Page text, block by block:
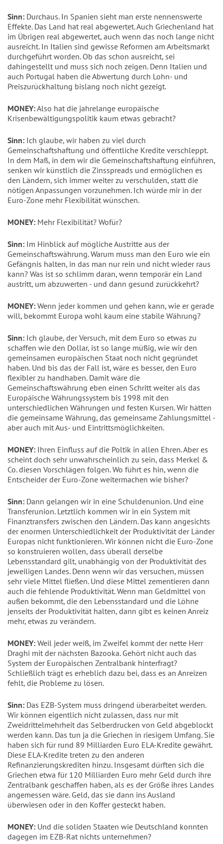
Sinn: Durchaus. In Spanien sieht man erste nennenswerte
Effekte. Das Land hat real abgewertet. Auch Griechenland hat
im Übrigen real abgewertet, auch wenn das noch lange nicht
ausreicht. In Italien sind gewisse Reformen am Arbeitsmarkt
durchgeführt worden. Ob das schon ausreicht, sei
dahingestellt und muss sich noch zeigen. Denn Italien und
auch Portugal haben die Abwertung durch Lohn- und
Preiszurückhaltung bislang noch nicht gezeigt.
MONEY:Also hat die jahrelange europäische
Krisenbewältigungspolitik kaum etwas gebracht?
Sinn: Ich glaube, wir haben zu viel durch
Gemeinschaftshaftung und öffentliche Kredite verschleppt.
In dem Maß, in dem wir die Gemeinschaftshaftung einführen,
senken wir künstlich die Zinsspreads und ermöglichen es
den Ländern, sich immer weiter zu verschulden, statt die
nötigen Anpassungen vorzunehmen. Ich würde mir in der
Euro-Zone mehr Flexibilität wünschen.
MONEY: Mehr Flexibilität? Wofür?
Sinn: Im Hinblick auf mögliche Austritte aus der
Gemeinschaftswährung. Warum muss man den Euro wie ein
Gefängnis halten, in das man nur rein und nicht wieder raus
kann? Was ist so schlimm daran, wenn temporär ein Land
austritt, um abzuwerten - und dann gesund zurückkehrt?
MONEY: Wenn jeder kommen und gehen kann, wie er gerade
will, bekommt Europa wohl kaum eine stabile Währung?
Sinn: Ich glaube, der Versuch, mit dem Euro so etwas zu
schaffen wie den Dollar, ist so lange müßig, wie wir den
gemeinsamen europäischen Staat noch nicht gegründet
haben. Und bis das der Fall ist, wäre es besser, den Euro
flexibler zu handhaben. Damit wäre die
Gemeinschaftswährung eben einen Schritt weiter als das
Europäische Währungssystem bis 1998 mit den
unterschiedlichen Währungen und festen Kursen. Wir hätten
die gemeinsame Währung, das gemeinsame Zahlungsmittel -
aber auch mit Aus- und Eintrittsmöglichkeiten.
MONEY: Ihren Einfluss auf die Poltik in allen Ehren. Aber es
scheint doch sehr unwahrscheinlich zu sein, dass Merkel &
Co. diesen Vorschlägen folgen. Wo führt es hin, wenn die
Entscheider der Euro-Zone weitermachen wie bisher?
Sinn: Dann gelangen wir in eine Schuldenunion. Und eine
Transferunion. Letztlich kommen wir in ein System mit
Finanztransfers zwischen den Ländern. Das kann angesichts
der enormen Unterschiedlichkeit der Produktivität der Länder
Europas nicht funktionieren. Wir können nicht die Euro-Zone
so konstruieren wollen, dass überall derselbe
Lebensstandard gilt, unabhängig von der Produktivität des
jeweiligen Landes. Denn wenn wir das versuchen, müssen
sehr viele Mittel fließen. Und diese Mittel zementieren dann
auch die fehlende Produktivität. Wenn man Geldmittel von
außen bekommt, die den Lebensstandard und die Löhne
jenseits der Produktivität halten, dann gibt es keinen Anreiz
mehr, etwas zu verändern.
MONEY: Weil jeder weiß, im Zweifel kommt der nette Herr
Draghi mit der nächsten Bazooka. Gehört nicht auch das
System der Europäischen Zentralbank hinterfragt?
Schließlich trägt es erheblich dazu bei, dass es an Anreizen
fehlt, die Probleme zu lösen.
Sinn: Das EZB-System muss dringend überarbeitet werden.
Wir können eigentlich nicht zulassen, dass nur mit
Zweidrittelmehrheit das Selberdrucken von Geld abgeblockt
werden kann. Das tun ja die Griechen in riesigem Umfang. Sie
haben sich für rund 89 Milliarden Euro ELA-Kredite gewährt.
Diese ELA-Kredite treten zu den anderen
Refinanzierungskrediten hinzu. Insgesamt dürften sich die
Griechen etwa für 120 Milliarden Euro mehr Geld durch ihre
Zentralbank geschaffen haben, als es der Größe ihres Landes
angemessen wäre. Geld, das sie dann ins Ausland
überwiesen oder in den Koffer gesteckt haben.
MONEY: Und die soliden Staaten wie Deutschland konnten
dagegen im EZB-Rat nichts unternehmen?